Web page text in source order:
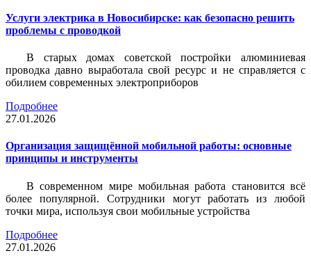
Услуги электрика в Новосибирске: как безопасно решить
проблемы с проводкой
В старых домах советской постройки алюминиевая
проводка давно выработала свой ресурс и не справляется с
обилием современных электроприборов
Подробнее
27.01.2026
Организация защищённой мобильной работы: основные
принципы и инструменты
В современном мире мобильная работа становится всё
более популярной. Сотрудники могут работать из любой
точки мира, используя свои мобильные устройства
Подробнее
27.01.2026